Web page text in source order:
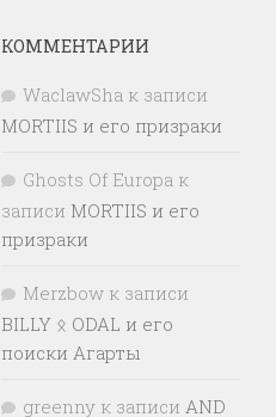
КОММЕНТАРИИ
WaclawSha к записи
MORTIIS и его призраки
Ghosts Of Europa к
записи MORTIIS и его
призраки
Merzbow к записи
BILLY ᛟ ODAL и его
поиски Агарты
greenny к записи AND